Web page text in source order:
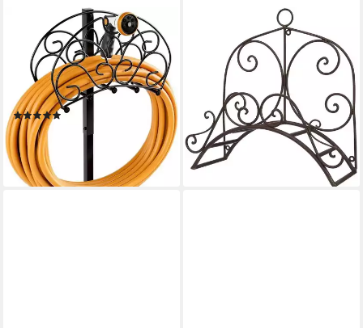
KOMFOTTEU
Schlauchhalterung
Gartenschlauchhalter, (für
46m Schlauch, bis 10kg
belastbar)
(3)
33,99 € 53,99 €
-37%
lieferbar - in 5-6 Werktagen bei dir
Schlauchhalterung
Schlauchhalter 36cm, (1-tlg.,
aus Metall)
29,99 € UVP 54,70 €
-45%
lieferbar - in 4-5 Werktagen bei dir